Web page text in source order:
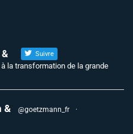
Suivre
la transformation de la grande
& @goetzmann_fr
·